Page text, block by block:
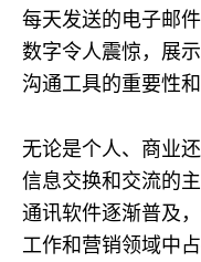
每天发送的电子邮
数字令人震惊，展
沟通工具的重要性和
无论是个人、商业
信息交换和交流的
通讯软件逐渐普及
工作和营销领域中